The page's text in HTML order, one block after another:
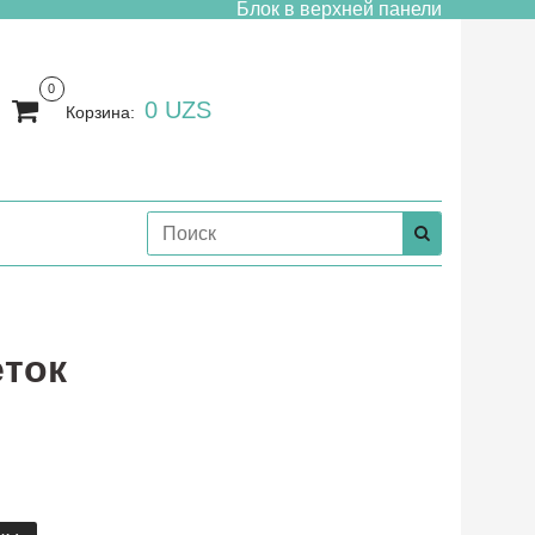
Блок в верхней панели
0
Корзина: 0 UZS